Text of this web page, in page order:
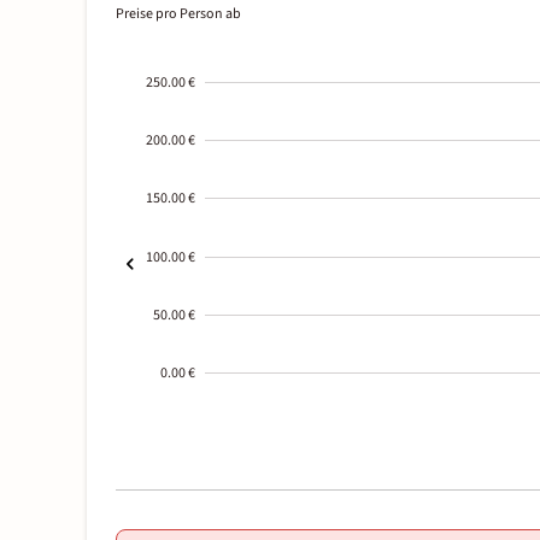
Preise pro Person ab
250.00 €
200.00 €
150.00 €
100.00 €
50.00 €
0.00 €
01-02